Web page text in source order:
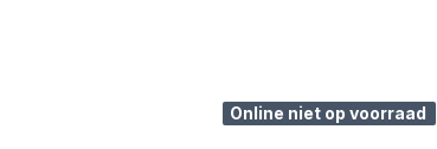
Online niet op voorraad